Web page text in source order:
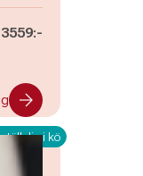
3559:-
dig i kö